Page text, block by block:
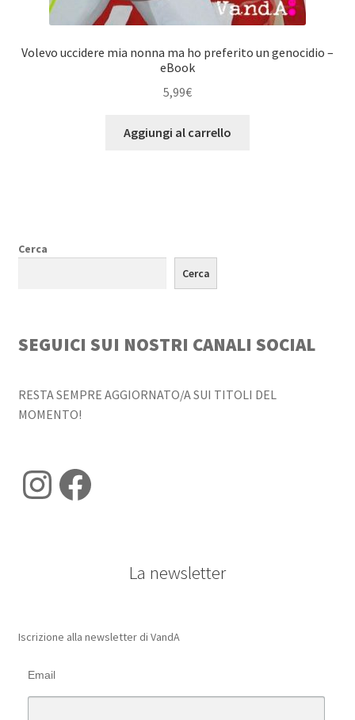
Volevo uccidere mia nonna ma ho preferito un genocidio –
eBook
5,99€
Aggiungi al carrello
Cerca
Cerca
SEGUICI SUI NOSTRI CANALI SOCIAL
RESTA SEMPRE AGGIORNATO/A SUI TITOLI DEL
MOMENTO!
Instagram
Facebook
La newsletter
Iscrizione alla newsletter di VandA
Email